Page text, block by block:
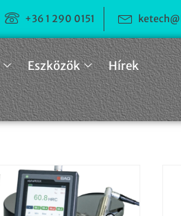
+36 1 290 0151
Eszközök
Hírek